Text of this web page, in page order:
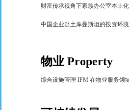
财富传承视角下家族办公室本土化
中国企业赴土库曼斯坦的投资环
物业Property
综合设施管理 IFM在物业服务领